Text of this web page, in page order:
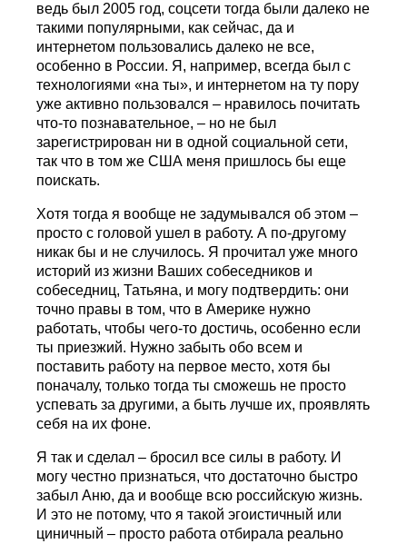
ведь был 2005 год, соцсети тогда были далеко не
такими популярными, как сейчас, да и
интернетом пользовались далеко не все,
особенно в России. Я, например, всегда был с
технологиями «на ты», и интернетом на ту пору
уже активно пользовался – нравилось почитать
что-то познавательное, – но не был
зарегистрирован ни в одной социальной сети,
так что в том же США меня пришлось бы еще
поискать.
Хотя тогда я вообще не задумывался об этом –
просто с головой ушел в работу. А по-другому
никак бы и не случилось. Я прочитал уже много
историй из жизни Ваших собеседников и
собеседниц, Татьяна, и могу подтвердить: они
точно правы в том, что в Америке нужно
работать, чтобы чего-то достичь, особенно если
ты приезжий. Нужно забыть обо всем и
поставить работу на первое место, хотя бы
поначалу, только тогда ты сможешь не просто
успевать за другими, а быть лучше их, проявлять
себя на их фоне.
Я так и сделал – бросил все силы в работу. И
могу честно признаться, что достаточно быстро
забыл Аню, да и вообще всю российскую жизнь.
И это не потому, что я такой эгоистичный или
циничный – просто работа отбирала реально